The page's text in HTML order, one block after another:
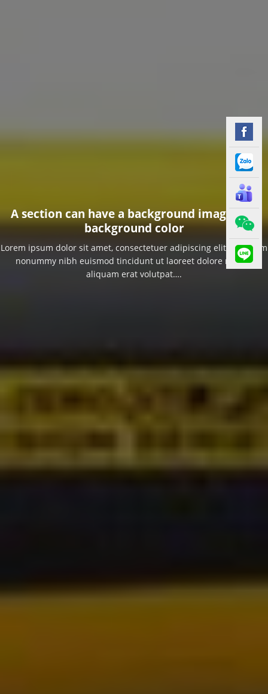
A section can have a background image or a
background color
Lorem ipsum dolor sit amet, consectetuer adipiscing elit, sed diam
nonummy nibh euismod tincidunt ut laoreet dolore magna
aliquam erat volutpat….